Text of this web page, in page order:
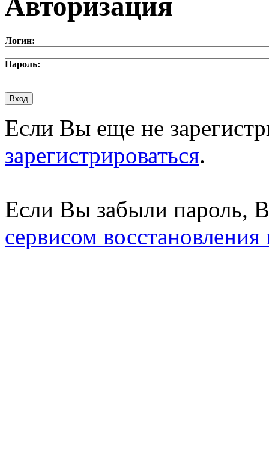
Логин:
Пароль:
Если Вы еще не
зарегистрироваться.
Если Вы забыли пароль,
сервисом восстановления